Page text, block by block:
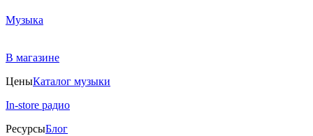
Музыка
В магазине
ЦеныКаталог музыки
In-store радио
РесурсыБлог